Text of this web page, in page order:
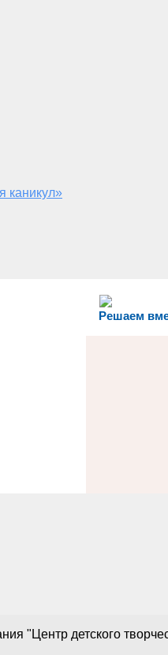
каникул»
Решаем
"Центр детского